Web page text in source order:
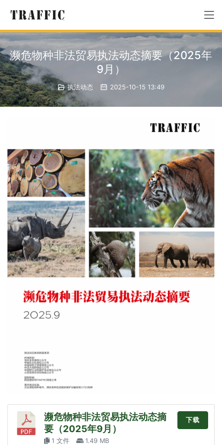
濒危物种非法贸易执法动态摘要（2025年
9月）
执法动态 2025-10-15 13:49
濒危物种非法贸易执法动态摘
要（2025年9月）
1 文件 1.49 MB
下载